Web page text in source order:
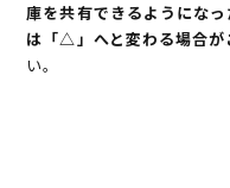
庫を共有できるようにな
は「△」へと変わる場合が
い。